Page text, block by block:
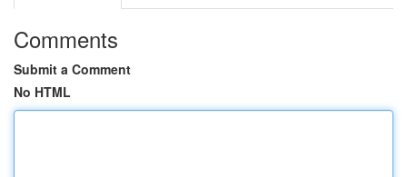
Comments
Submit a Comment
No HTML